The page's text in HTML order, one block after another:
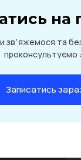
на
звʼяжемося та
проконсультуємо
Записатись